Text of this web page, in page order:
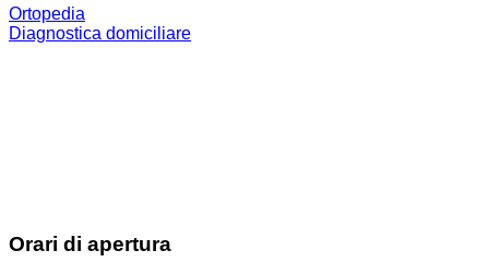
Ortopedia
Diagnostica domiciliare
Orari di apertura